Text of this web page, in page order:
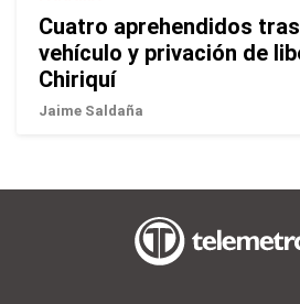
Cuatro aprehendidos
vehículo y privación de
Chiriquí
Jaime Saldaña